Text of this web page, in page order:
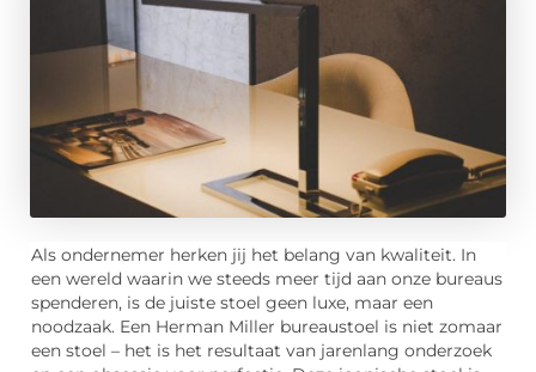
Als ondernemer herken jij het belang van kwaliteit. In
een wereld waarin we steeds meer tijd aan onze bureaus
spenderen, is de juiste stoel geen luxe, maar een
noodzaak. Een Herman Miller bureaustoel is niet zomaar
een stoel – het is het resultaat van jarenlang onderzoek